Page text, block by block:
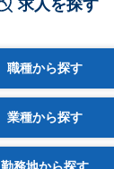
求人を探す
職種から探す
業種から探す
勤務地から探す